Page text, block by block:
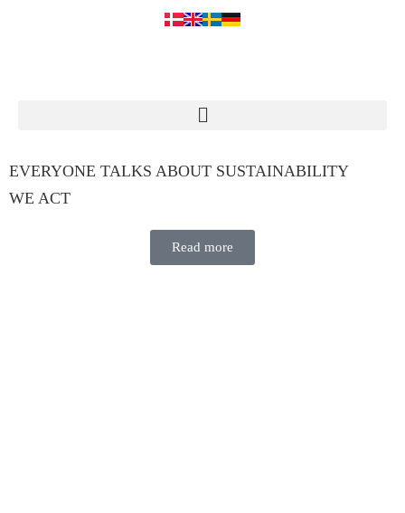
EVERYONE TALKS ABOUT SUSTAINABILITY
WE ACT
Read more